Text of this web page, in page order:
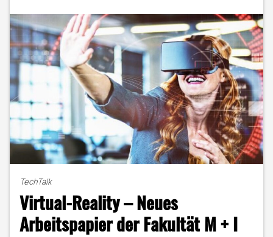
TechTalk
Virtual-Reality – Neues
Arbeitspapier der Fakultät M + I